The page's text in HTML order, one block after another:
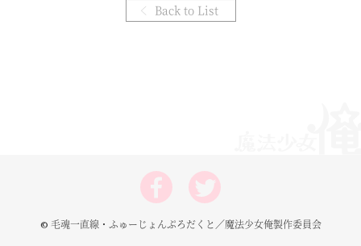
Back to List
© 毛魂一直線・ふゅーじょんぷろだくと／魔法少女俺製作委員会